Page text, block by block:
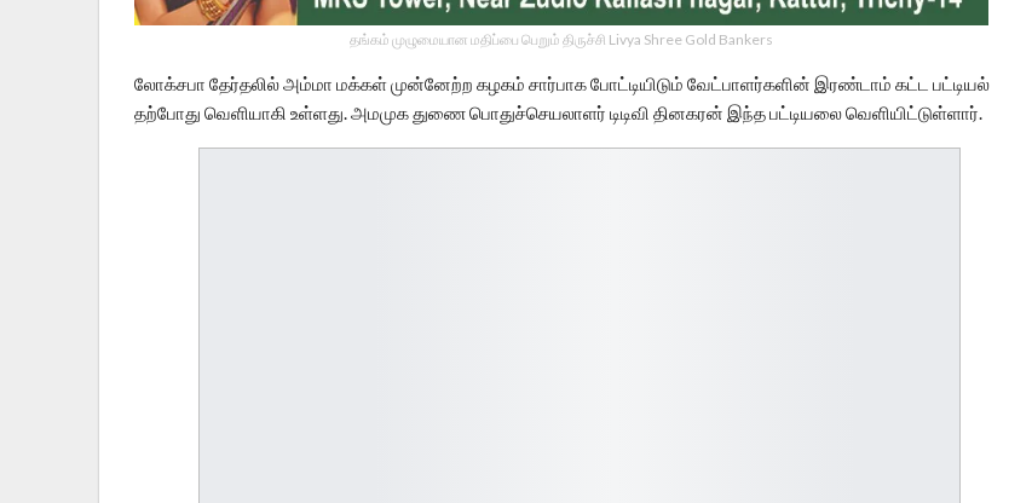
தங்கம் முழுமையான மதிப்பை பெறும் திருச்சி Livya Shree Gold Bankers
லோக்சபா தேர்தலில் அம்மா மக்கள் முன்னேற்ற கழகம் சார்பாக போட்டியிடும் வேட்பாளர்களின் இரண்டாம் கட்ட பட்டியல்
தற்போது வெளியாகி உள்ளது. அமமுக துணை பொதுச்செயலாளர் டிடிவி தினகரன் இந்த பட்டியலை வெளியிட்டுள்ளார்.